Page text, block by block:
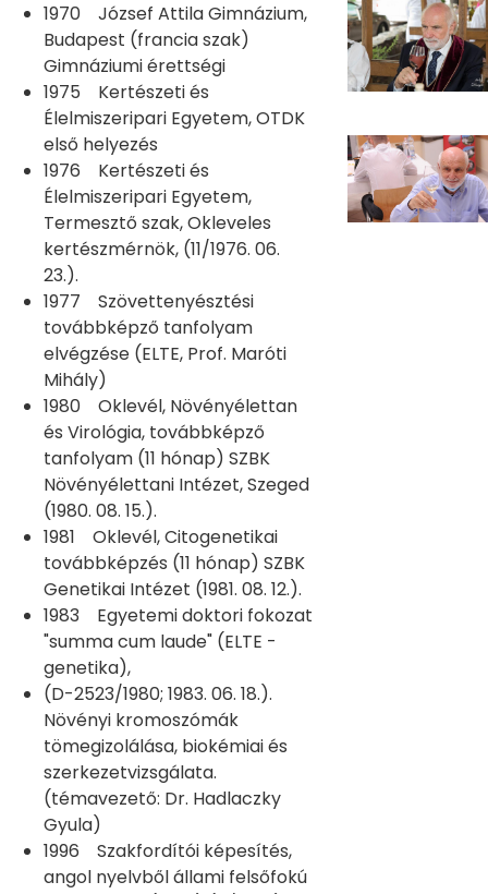
1970 József Attila Gimnázium,
Budapest (francia szak)
Gimnáziumi érettségi
1975 Kertészeti és
Élelmiszeripari Egyetem, OTDK
első helyezés
1976 Kertészeti és
Élelmiszeripari Egyetem,
Termesztő szak, Okleveles
kertészmérnök, (11/1976. 06.
23.).
1977 Szövettenyésztési
továbbképző tanfolyam
elvégzése (ELTE, Prof. Maróti
Mihály)
1980 Oklevél, Növényélettan
és Virológia, továbbképző
tanfolyam (11 hónap) SZBK
Növényélettani Intézet, Szeged
(1980. 08. 15.).
1981 Oklevél, Citogenetikai
továbbképzés (11 hónap) SZBK
Genetikai Intézet (1981. 08. 12.).
1983 Egyetemi doktori fokozat
"summa cum laude" (ELTE -
genetika),
(D-2523/1980; 1983. 06. 18.).
Növényi kromoszómák
tömegizolálása, biokémiai és
szerkezetvizsgálata.
(témavezető: Dr. Hadlaczky
Gyula)
1996 Szakfordítói képesítés,
angol nyelvből állami felsőfokú